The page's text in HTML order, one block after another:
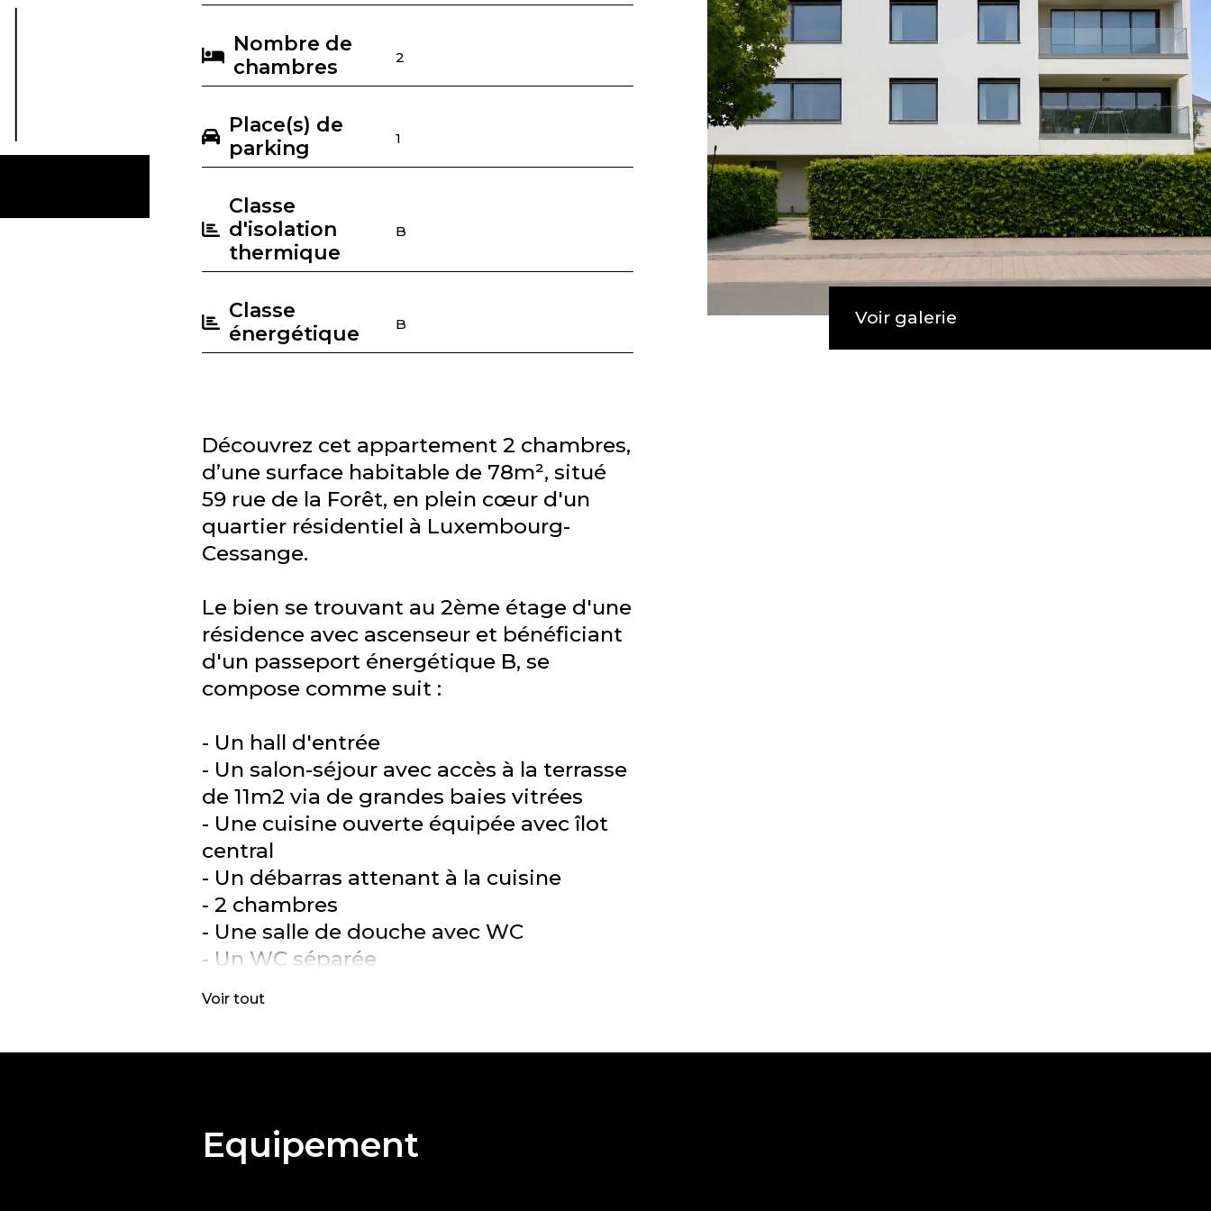
Nombre de
chambres
2
Place(s) de
parking
1
Classe
d'isolation
thermique
B
Classe
énergétique
B
Découvrez cet appartement 2 chambres,
d’une surface habitable de 78m², situé
59 rue de la Forêt, en plein cœur d'un
quartier résidentiel à Luxembourg-
Cessange.
Le bien se trouvant au 2ème étage d'une
résidence avec ascenseur et bénéficiant
d'un passeport énergétique B, se
compose comme suit :
- Un hall d'entrée
- Un salon-séjour avec accès à la terrasse
de 11m2 via de grandes baies vitrées
- Une cuisine ouverte équipée avec îlot
central
- Un débarras attenant à la cuisine
- 2 chambres
- Une salle de douche avec WC
- Un WC séparée
- Une buanderie commune
Voir tout
Voir galerie
Equipement